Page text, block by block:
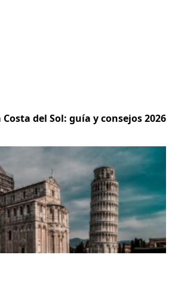
del Sol: guía y consejos 2026